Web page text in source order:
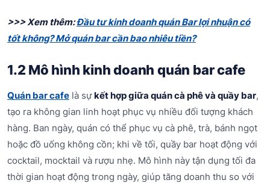
>>> Xem thêm:Đầu tư kinh doanh quán Bar lợi nhuận có
tốt không? Mở quán bar cần bao nhiêu tiền?
1.2 Mô hình kinh doanh quán bar cafe
Quán bar cafe là sự kết hợp giữa quán cà phê và quầy bar,
tạo ra không gian linh hoạt phục vụ nhiều đối tượng khách
hàng. Ban ngày, quán có thể phục vụ cà phê, trà, bánh ngọt
hoặc đồ uống không cồn; khi về tối, quầy bar hoạt động với
cocktail, mocktail và rượu nhẹ. Mô hình này tận dụng tối đa
thời gian hoạt động trong ngày, giúp tăng doanh thu so với